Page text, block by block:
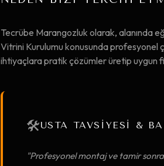
Tecrübe Marangozluk olarak, alanında
Vitrini Kurulumu konusunda profesyonel
ihtiyaçlara pratik çözümler üretip uygun
🛠️USTA TAVSİYESİ &
"Profesyonel montaj ve tamir